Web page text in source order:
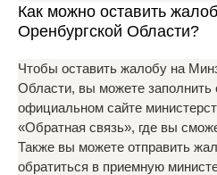
Как можно оставить
Оренбургской Области?
Чтобы оставить жалобу на
Области, вы можете
официальном сайте
«Обратная связь», где вы
Также вы можете отправить
обратиться в приемную